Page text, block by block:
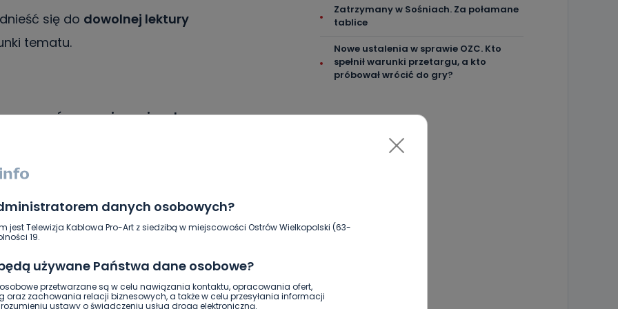
danych osobowych?
jest Telewizja Kablowa Pro-Art z siedzibą w miejscowości Ostrów Wielkopolski (63-
19.
używane Państwa dane osobowe?
przetwarzane są w celu nawiązania kontaktu, opracowania ofert,
oraz zachowania relacji biznesowych, a także w celu przesyłania informacji
ustawy o świadczeniu usług drogą elektroniczną.
się do dowolnej lektury
tematu.
egzaminacyjnych,
wymagań podstawy programowej (np.
geometrycznych, ograniczone
pierwiastkach, stereometrii).
maksymalnie25 punktów(5 pkt
15 pkt – zadania zamknięte, 10 pkt –
2019–2020: 6).
Zatrzymany w Sośniach. Za połamane
tablice
Nowe ustalenia w sprawie OZC. Kto
spełnił warunki przetargu, a kto
próbował wrócić do gry?